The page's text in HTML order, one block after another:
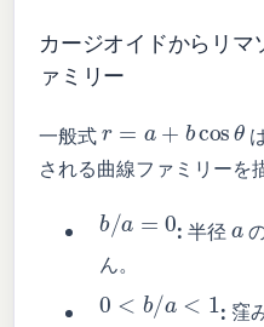
カージオイドからリマ
ァミリー
一般式r= +b cosθ
される曲線ファミリーを
b /a 0
: 半径a
ん。
0 b /a<
: 窪